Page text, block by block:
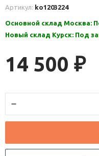
Артикул: ko1203224
Основной склад Москва:
Новый склад Курск: Под
14 500 ₽